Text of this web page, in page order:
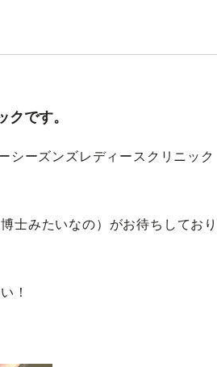
です。
シーズンズレディースクリニック
士みたいなの）がお待ちしており
！